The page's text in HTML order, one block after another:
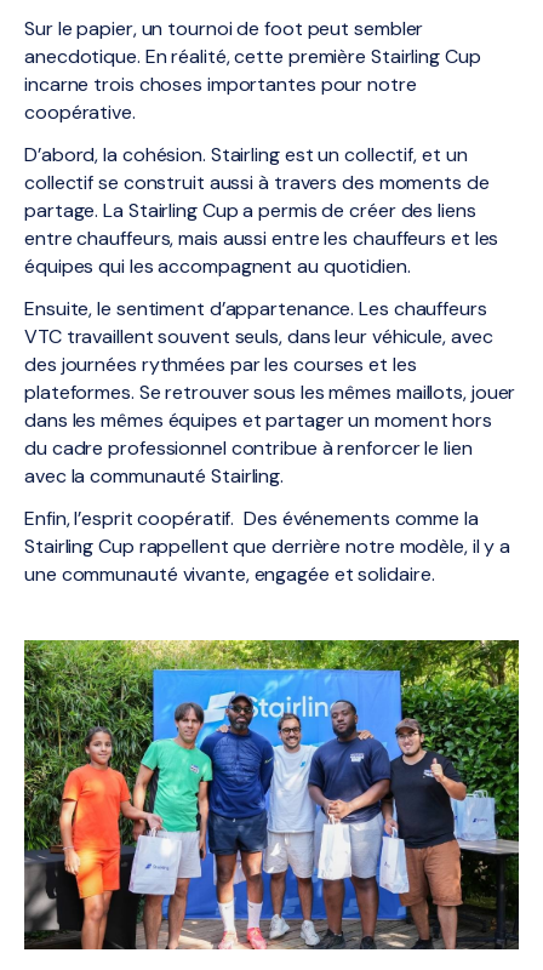
Sur le papier, un tournoi de foot peut sembler
anecdotique. En réalité, cette première Stairling Cup
incarne trois choses importantes pour notre
coopérative.
D’abord, la cohésion. Stairling est un collectif, et un
collectif se construit aussi à travers des moments de
partage. La Stairling Cup a permis de créer des liens
entre chauffeurs, mais aussi entre les chauffeurs et les
équipes qui les accompagnent au quotidien.
Ensuite, le sentiment d’appartenance. Les chauffeurs
VTC travaillent souvent seuls, dans leur véhicule, avec
des journées rythmées par les courses et les
plateformes. Se retrouver sous les mêmes maillots, jouer
dans les mêmes équipes et partager un moment hors
du cadre professionnel contribue à renforcer le lien
avec la communauté Stairling.
Enfin, l’esprit coopératif. Des événements comme la
Stairling Cup rappellent que derrière notre modèle, il y a
une communauté vivante, engagée et solidaire.